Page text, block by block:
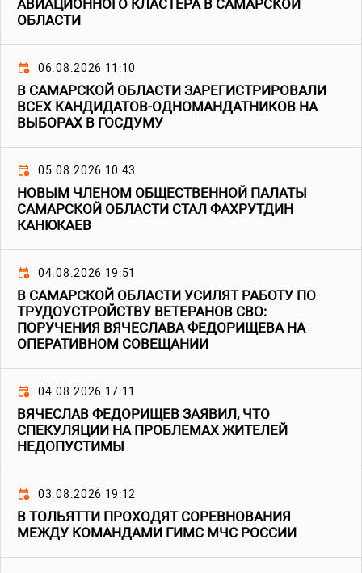
АВИАЦИОННОГО КЛАСТЕРА В САМАРСКОЙ
ОБЛАСТИ
06.08.2026 11:10
В САМАРСКОЙ ОБЛАСТИ ЗАРЕГИСТРИРОВАЛИ
ВСЕХ КАНДИДАТОВ-ОДНОМАНДАТНИКОВ НА
ВЫБОРАХ В ГОСДУМУ
05.08.2026 10:43
НОВЫМ ЧЛЕНОМ ОБЩЕСТВЕННОЙ ПАЛАТЫ
САМАРСКОЙ ОБЛАСТИ СТАЛ ФАХРУТДИН
КАНЮКАЕВ
04.08.2026 19:51
В САМАРСКОЙ ОБЛАСТИ УСИЛЯТ РАБОТУ ПО
ТРУДОУСТРОЙСТВУ ВЕТЕРАНОВ СВО:
ПОРУЧЕНИЯ ВЯЧЕСЛАВА ФЕДОРИЩЕВА НА
ОПЕРАТИВНОМ СОВЕЩАНИИ
04.08.2026 17:11
ВЯЧЕСЛАВ ФЕДОРИЩЕВ ЗАЯВИЛ, ЧТО
СПЕКУЛЯЦИИ НА ПРОБЛЕМАХ ЖИТЕЛЕЙ
НЕДОПУСТИМЫ
03.08.2026 19:12
В ТОЛЬЯТТИ ПРОХОДЯТ СОРЕВНОВАНИЯ
МЕЖДУ КОМАНДАМИ ГИМС МЧС РОССИИ